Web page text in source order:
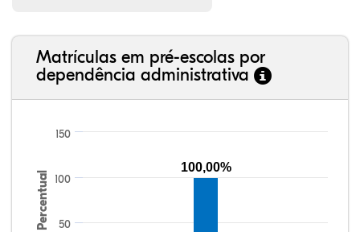
Matrículas em pré-escolas por
dependência administrativa
Percentual 50
100
150
100,00%